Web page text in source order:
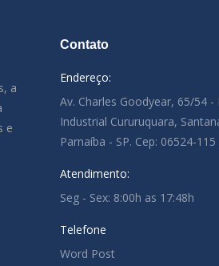
a
e
Contato
Endereço:
Av. Charles Goodyear, 65/54
Industrial Cururuquara,
Parnaíba - SP. Cep: 06524-115
Atendimento:
Seg - Sex: 8:00h as 17:48h
Telefone
Word Post